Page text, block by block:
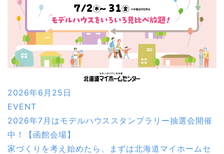
2026年6月25日
EVENT
2026年7月はモデルハウススタンプラリー抽選会開催
中！【函館会場】
家づくりを考え始めたら、まずは北海道マイホームセ